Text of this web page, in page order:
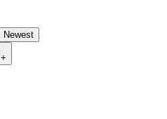
Newest
+